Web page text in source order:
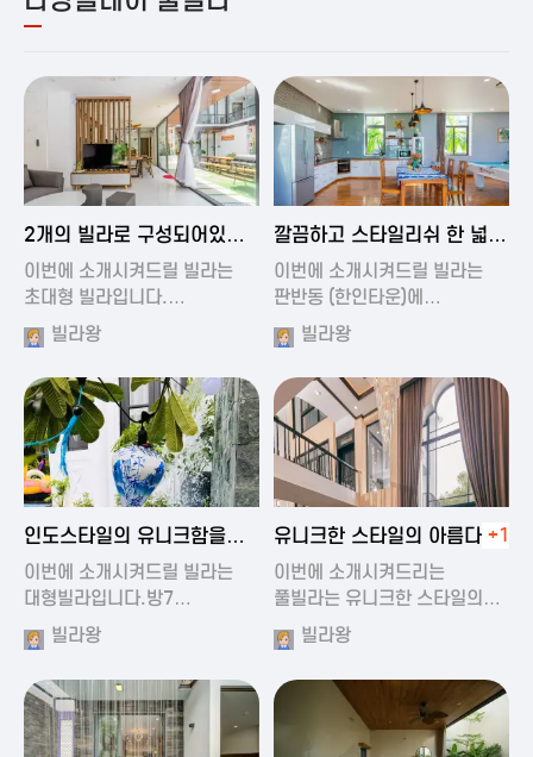
2024-11-19 00:54
2개의 빌라로 구성되어있는
대형 풀빌…
이번에 소개시켜드릴 빌라는
초대형 빌라입니다.…
빌라왕
2024-11-19 01:27
깔끔하고 스타일리쉬 한 넓은
풀빌라
이번에 소개시켜드릴 빌라는
판반동 (한인타운)에…
빌라왕
2024-11-19 01:35
인도스타일의 유니크함을
가진 풀빌라
이번에 소개시켜드릴 빌라는
대형빌라입니다.방7…
빌라왕
2024-11-19 00:45
유니크한 스타일의 아름다운
풀빌라
+1
이번에 소개시켜드리는
풀빌라는 유니크한 스타일의…
빌라왕